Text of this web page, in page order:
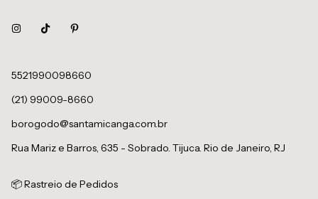
5521990098660
(21) 99009-8660
borogodo@santamicanga.com.br
Rua Mariz e Barros, 635 - Sobrado. Tijuca. Rio de Janeiro, RJ
📦 Rastreio de Pedidos